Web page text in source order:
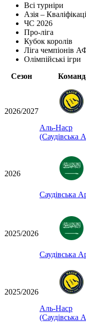
Всі турніри
Азія –
ЧС 2026
Про-ліга
Кубок королів
Ліга чемпіонів
Олімпійські ігри
Сезон
2026/2027
Аль-Наср
(Саудівська
2026
Саудівська
2025/2026
Саудівська
2025/2026
Аль-Наср
(Саудівська